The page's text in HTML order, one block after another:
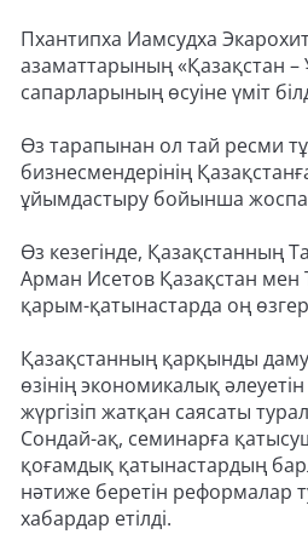
Пхантипха Иамсудха
азаматтарының «Қазақстан –
сапарларының өсуіне үміт
Өз тарапынан ол тай ресми
бизнесмендерінің
ұйымдастыру бойынша
Өз кезегінде, Қазақстанның
Арман Исетов Қазақстан мен
қарым-қатынастарда оң
Қазақстанның қарқынды
өзінің экономикалық
жүргізіп жатқан саясаты
Сондай-ақ, семинарға
қоғамдық қатынастардың
нәтиже беретін реформалар
хабардар етілді.